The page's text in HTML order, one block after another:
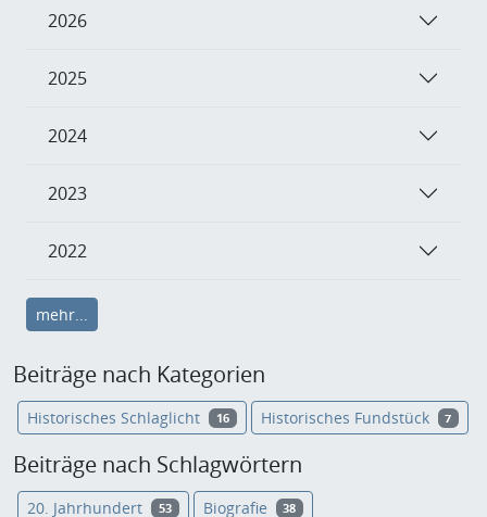
2026
2025
2024
2023
2022
mehr...
Beiträge nach Kategorien
Historisches Schlaglicht 16 Historisches Fundstück 7
Beiträge nach Schlagwörtern
20. Jahrhundert 53 Biografie 38